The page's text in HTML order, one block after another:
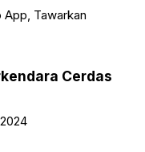
App, Tawarkan
Cerdas